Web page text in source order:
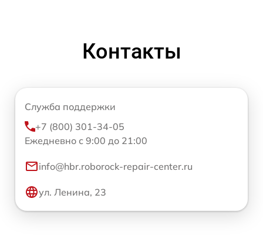
Контакты
Служба поддержки
+7 (800) 301-34-05
Ежедневно с 9:00 до 21:00
info@hbr.roborock-repair-center.ru
ул. Ленина, 23